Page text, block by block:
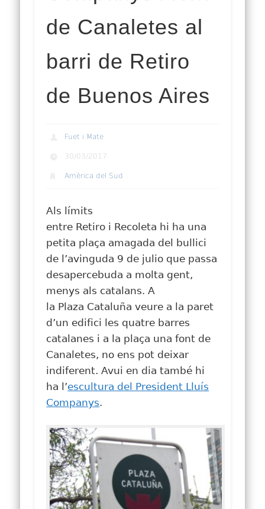
de Canaletes al
barri de Retiro
de Buenos Aires
Fuet i Mate
30/03/2017
Amèrica del Sud
Als límits
entre Retiro i Recoleta hi ha una
petita plaça amagada del bullici
de l’avinguda 9 de julio que passa
desapercebuda a molta gent,
menys als catalans. A
la Plaza Cataluña veure a la paret
d’un edifici les quatre barres
catalanes i a la plaça una font de
Canaletes, no ens pot deixar
indiferent. Avui en dia també hi
ha l’escultura del President Lluís
Companys.